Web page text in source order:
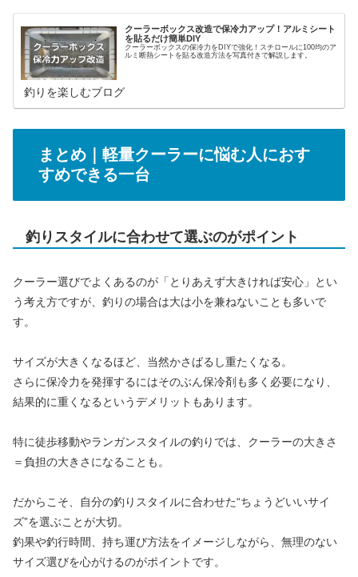
クーラーボックス改造で保冷力アップ！アルミシート
を貼るだけ簡単DIY
クーラーボックスの保冷力をDIYで強化！スチロールに100均のア
ルミ断熱シートを貼る改造方法を写真付きで解説します。
釣りを楽しむブログ
まとめ｜軽量クーラーに悩む人におす
すめできる一台
釣りスタイルに合わせて選ぶのがポイント
クーラー選びでよくあるのが「とりあえず大きければ安心」とい
う考え方ですが、釣りの場合は大は小を兼ねないことも多いで
す。
サイズが大きくなるほど、当然かさばるし重たくなる。
さらに保冷力を発揮するにはそのぶん保冷剤も多く必要になり、
結果的に重くなるというデメリットもあります。
特に徒歩移動やランガンスタイルの釣りでは、クーラーの大きさ
＝負担の大きさになることも。
だからこそ、自分の釣りスタイルに合わせた“ちょうどいいサイ
ズ”を選ぶことが大切。
釣果や釣行時間、持ち運び方法をイメージしながら、無理のない
サイズ選びを心がけるのがポイントです。